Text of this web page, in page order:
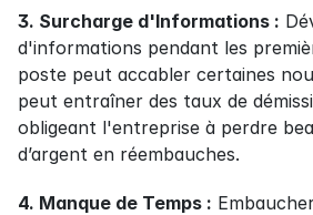
3. Surcharge d'Informations :
d'informations pendant les
poste peut accabler certaines
peut entraîner des taux de
obligeant l'entreprise à perdre
d’argent en réembauches.
4. Manque de Temps :